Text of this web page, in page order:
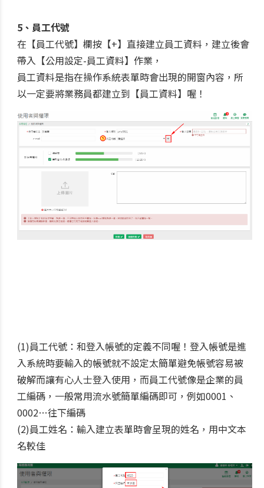
5、員工代號
在【員工代號】欄按【+】直接建立員工資料，建立後會
帶入【公用設定-員工資料】作業，
員工資料是指在操作系統表單時會出現的開窗內容，所
以一定要將業務員都建立到【員工資料】喔！
(1)員工代號：和登入帳號的定義不同喔！登入帳號是進
入系統時要輸入的帳號就不設定太簡單避免帳號容易被
破解而讓有心人士登入使用，而員工代號像是企業的員
工編碼，一般常用流水號簡單編碼即可，例如0001、
0002…往下編碼
(2)員工姓名：輸入建立表單時會呈現的姓名，用中文本
名較佳